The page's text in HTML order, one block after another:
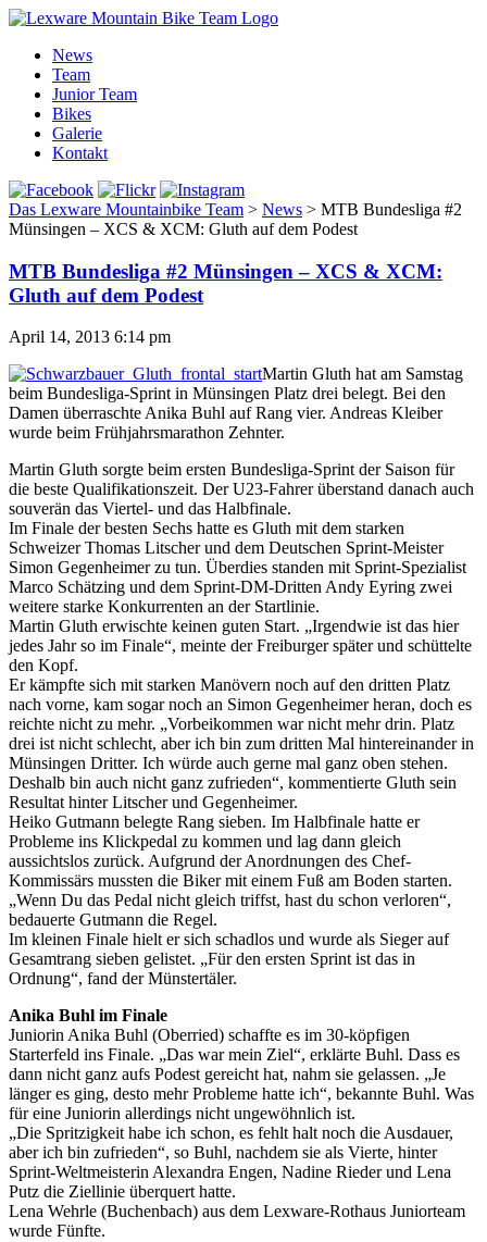
News
Team
Junior Team
Bikes
Galerie
Kontakt
Das Lexware Mountainbike Team > News > MTB Bundesliga #2
Münsingen – XCS & XCM: Gluth auf dem Podest
MTB Bundesliga #2 Münsingen – XCS & XCM:
Gluth auf dem Podest
April 14, 2013 6:14 pm
Martin Gluth hat am Samstag
beim Bundesliga-Sprint in Münsingen Platz drei belegt. Bei den
Damen überraschte Anika Buhl auf Rang vier. Andreas Kleiber
wurde beim Frühjahrsmarathon Zehnter.
Martin Gluth sorgte beim ersten Bundesliga-Sprint der Saison für
die beste Qualifikationszeit. Der U23-Fahrer überstand danach auch
souverän das Viertel- und das Halbfinale.
Im Finale der besten Sechs hatte es Gluth mit dem starken
Schweizer Thomas Litscher und dem Deutschen Sprint-Meister
Simon Gegenheimer zu tun. Überdies standen mit Sprint-Spezialist
Marco Schätzing und dem Sprint-DM-Dritten Andy Eyring zwei
weitere starke Konkurrenten an der Startlinie.
Martin Gluth erwischte keinen guten Start. „Irgendwie ist das hier
jedes Jahr so im Finale“, meinte der Freiburger später und schüttelte
den Kopf.
Er kämpfte sich mit starken Manövern noch auf den dritten Platz
nach vorne, kam sogar noch an Simon Gegenheimer heran, doch es
reichte nicht zu mehr. „Vorbeikommen war nicht mehr drin. Platz
drei ist nicht schlecht, aber ich bin zum dritten Mal hintereinander in
Münsingen Dritter. Ich würde auch gerne mal ganz oben stehen.
Deshalb bin auch nicht ganz zufrieden“, kommentierte Gluth sein
Resultat hinter Litscher und Gegenheimer.
Heiko Gutmann belegte Rang sieben. Im Halbfinale hatte er
Probleme ins Klickpedal zu kommen und lag dann gleich
aussichtslos zurück. Aufgrund der Anordnungen des Chef-
Kommissärs mussten die Biker mit einem Fuß am Boden starten.
„Wenn Du das Pedal nicht gleich triffst, hast du schon verloren“,
bedauerte Gutmann die Regel.
Im kleinen Finale hielt er sich schadlos und wurde als Sieger auf
Gesamtrang sieben gelistet. „Für den ersten Sprint ist das in
Ordnung“, fand der Münstertäler.
Anika Buhl im Finale
Juniorin Anika Buhl (Oberried) schaffte es im 30-köpfigen
Starterfeld ins Finale. „Das war mein Ziel“, erklärte Buhl. Dass es
dann nicht ganz aufs Podest gereicht hat, nahm sie gelassen. „Je
länger es ging, desto mehr Probleme hatte ich“, bekannte Buhl. Was
für eine Juniorin allerdings nicht ungewöhnlich ist.
„Die Spritzigkeit habe ich schon, es fehlt halt noch die Ausdauer,
aber ich bin zufrieden“, so Buhl, nachdem sie als Vierte, hinter
Sprint-Weltmeisterin Alexandra Engen, Nadine Rieder und Lena
Putz die Ziellinie überquert hatte.
Lena Wehrle (Buchenbach) aus dem Lexware-Rothaus Juniorteam
wurde Fünfte.